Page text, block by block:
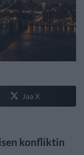
Jaa X
konfliktin